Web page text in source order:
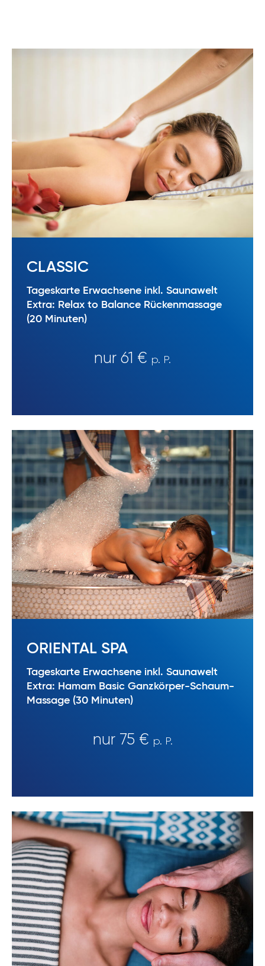
CLASSIC
Tageskarte Erwachsene inkl. Saunawelt
Extra: Relax to Balance Rückenmassage
(20 Minuten)
nur 61 € p. P.
ORIENTAL SPA
Tageskarte Erwachsene inkl. Saunawelt
Extra: Hamam Basic Ganzkörper-Schaum-
Massage (30 Minuten)
nur 75 € p. P.